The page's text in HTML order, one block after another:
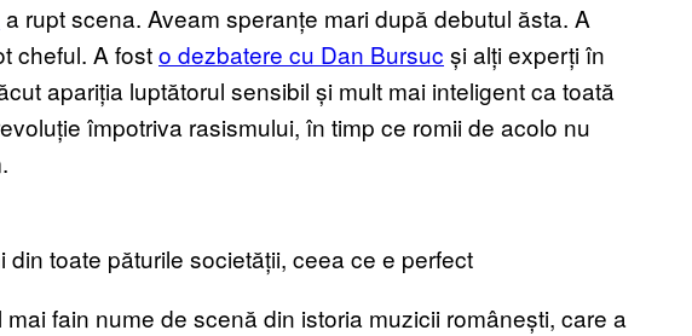
a rupt scena. Aveam speranțe mari după debutul ăsta. A
cheful. A fosto dezbatere cu Dan Bursuc și alți experți în
apariția luptătorul sensibil și mult mai inteligent ca toată
împotriva rasismului, în timp ce romii de acolo nu
toate păturile societății, ceea ce e perfect
fain nume de scenă din istoria muzicii românești, care a